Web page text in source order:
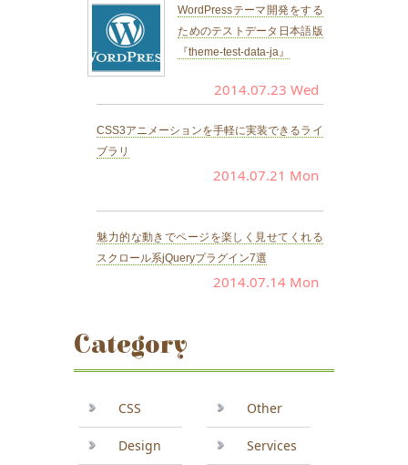
WordPressテーマ開発をする
ためのテストデータ日本語版
『theme-test-data-ja』
2014.07.23 Wed
CSS3アニメーションを手軽に実装できるライ
ブラリ
2014.07.21 Mon
魅力的な動きでページを楽しく見せてくれる
スクロール系jQueryプラグイン7選
2014.07.14 Mon
Category
CSS
Design
Other
Services